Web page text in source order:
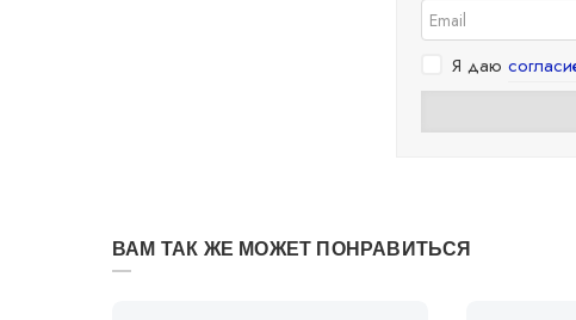
Я даю
ВАМ ТАК ЖЕ МОЖЕТ ПОНРАВИТЬСЯ